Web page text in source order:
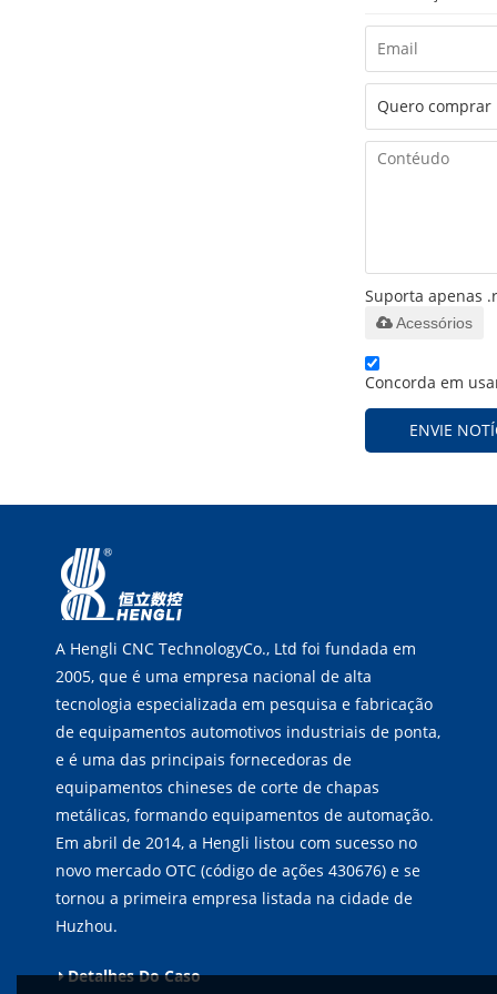
Suporta apenas
Acessórios
Concorda em
ENVIE
A Hengli CNC TechnologyCo., Ltd foi fundada em
2005, que é uma empresa nacional de alta
tecnologia especializada em pesquisa e fabricação
de equipamentos automotivos industriais de ponta,
e é uma das principais fornecedoras de
equipamentos chineses de corte de chapas
metálicas, formando equipamentos de automação.
Em abril de 2014, a Hengli listou com sucesso no
novo mercado OTC (código de ações 430676) e se
tornou a primeira empresa listada na cidade de
Huzhou.
Detalhes Do Caso